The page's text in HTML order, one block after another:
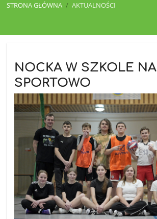
STRONA GŁÓWNA / AKTUALNOŚCI
NOCKA W SZKOLE NA
SPORTOWO